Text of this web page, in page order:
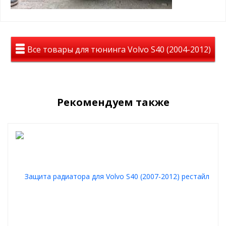
пластиковыми винтами в ячейку защитной сетки
Все товары для тюнинга Volvo S40 (2004-2012)
Рекомендуем также